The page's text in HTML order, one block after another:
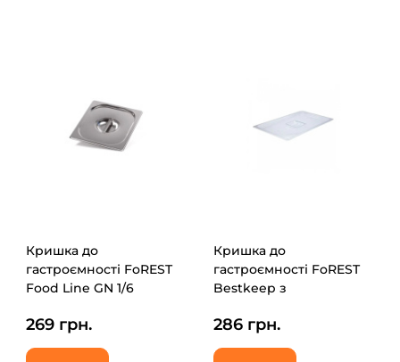
Кришка до
гастроємності FoREST
Food Line GN 1/6
269 грн.
Кришка до
гастроємності FoREST
Bestkeep з
(271100)
286 грн.